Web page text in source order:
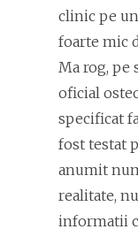
clinic pe
foarte mic
Ma rog, pe
oficial
specificat
fost testat
anumit
realitate,
informatii